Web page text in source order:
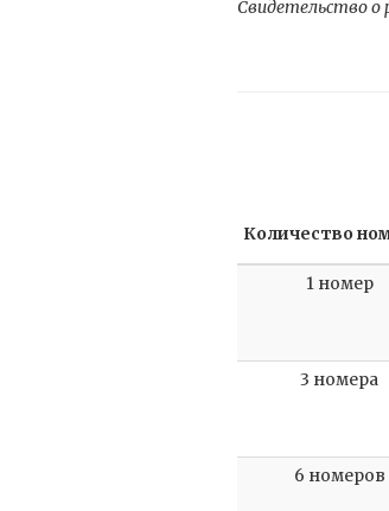
Свидетельство о
Количество
1 номер
3 номера
6 номеров